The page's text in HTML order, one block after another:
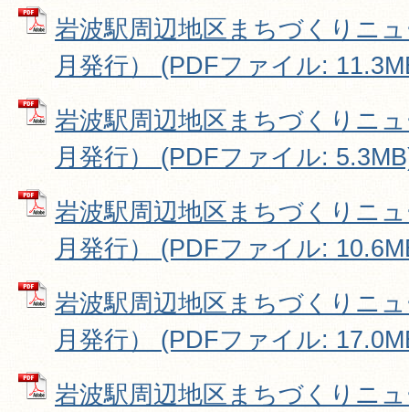
岩波駅周辺地区まちづくりニ
月発行） (PDFファイル:
岩波駅周辺地区まちづくりニ
月発行） (PDFファイル:
岩波駅周辺地区まちづくりニ
月発行） (PDFファイル:
岩波駅周辺地区まちづくりニ
月発行） (PDFファイル:
岩波駅周辺地区まちづくりニ